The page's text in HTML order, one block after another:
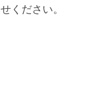
せください。